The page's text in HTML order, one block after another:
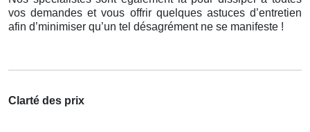
vos demandes et vous offrir quelques astuces d’entretien
afin d’minimiser qu’un tel désagrément ne se manifeste !
Clarté des prix